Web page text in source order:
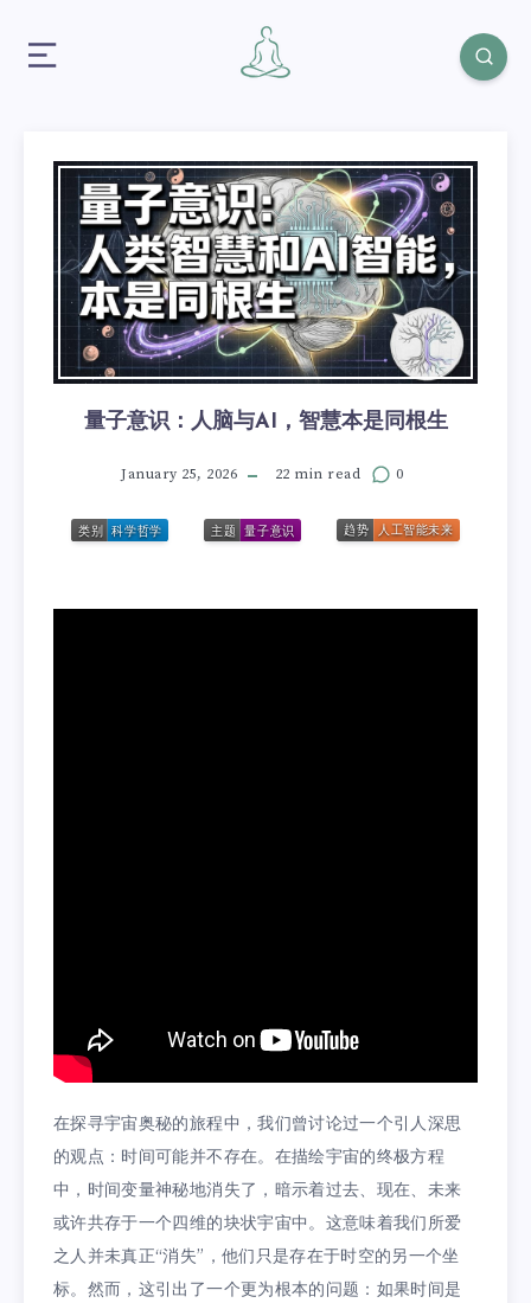
量子意识：人脑与AI，智慧本是同根生
January 25, 2026 22 min read 0
在探寻宇宙奥秘的旅程中，我们曾讨论过一个引人深思
的观点：时间可能并不存在。在描绘宇宙的终极方程
中，时间变量神秘地消失了，暗示着过去、现在、未来
或许共存于一个四维的块状宇宙中。这意味着我们所爱
之人并未真正“消失”，他们只是存在于时空的另一个坐
标。然而，这引出了一个更为根本的问题：如果时间是